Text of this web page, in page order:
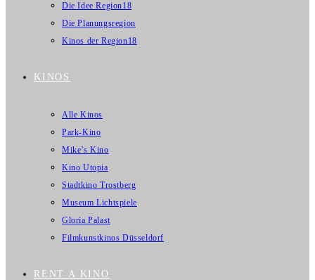
Die Idee Region18
Die Planungsregion
Kinos der Region18
KINOS
Alle Kinos
Park-Kino
Mike’s Kino
Kino Utopia
Stadtkino Trostberg
Museum Lichtspiele
Gloria Palast
Filmkunstkinos Düsseldorf
RENT A KINO